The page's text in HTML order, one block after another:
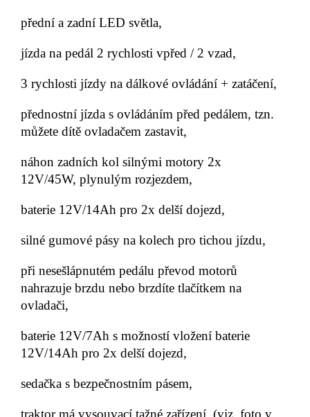
přední a zadní LED světla,
jízda na pedál 2 rychlosti vpřed / 2 vzad,
3 rychlosti jízdy na dálkové ovládání + zatáčení,
přednostní jízda s ovládáním před pedálem, tzn.
můžete dítě ovladačem zastavit,
náhon zadních kol silnými motory 2x
12V/45W, plynulým rozjezdem,
baterie 12V/14Ah pro 2x delší dojezd,
silné gumové pásy na kolech pro tichou jízdu,
při nesešlápnutém pedálu převod motorů
nahrazuje brzdu nebo brzdíte tlačítkem na
ovladači,
baterie 12V/7Ah s možností vložení baterie
12V/14Ah pro 2x delší dojezd,
sedačka s bezpečnostním pásem,
traktor má vysouvací tažné zařízení, (viz. foto v